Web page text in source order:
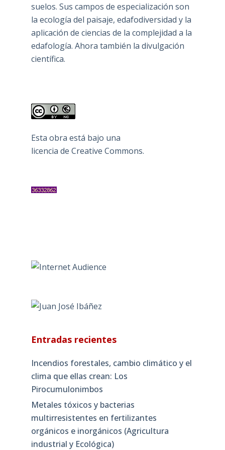
suelos. Sus campos de especialización son
la ecología del paisaje, edafodiversidad y la
aplicación de ciencias de la complejidad a la
edafología. Ahora también la divulgación
científica.
Esta obra está bajo una
licencia de Creative Commons.
Entradas recientes
Incendios forestales, cambio climático y el
clima que ellas crean: Los
Pirocumulonimbos
Metales tóxicos y bacterias
multirresistentes en fertilizantes
orgánicos e inorgánicos (Agricultura
industrial y Ecológica)